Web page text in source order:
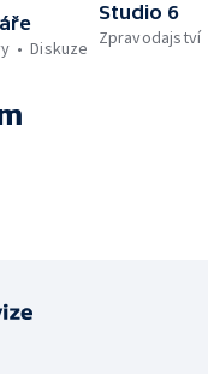
Diskuze
Studio 6
Zpravodajství